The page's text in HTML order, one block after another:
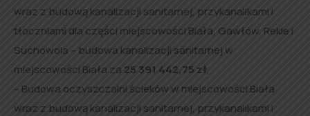
wraz z budową kanalizacji sanitarnej, przykanalikami i
tłoczniami dla części miejscowości Biała, Gawłów, Rekle i
Suchowola – budowa kanalizacji sanitarnej w
miejscowości Biała za 25 391 442,75 zł,
– Budowa oczyszczalni ścieków w miejscowości Biała
wraz z budową kanalizacji sanitarnej, przykanalikami i